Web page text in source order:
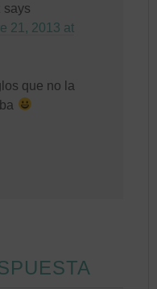
says
21, 2013 at
que no la